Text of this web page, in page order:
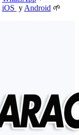
iOS y Android 🌱